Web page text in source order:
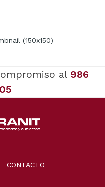
(150x150)
al 986
CONTACTO